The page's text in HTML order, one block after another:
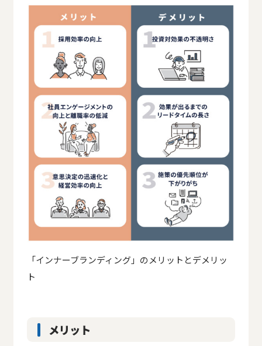
「インナーブランディング」のメリットとデメリッ
ト
メリット